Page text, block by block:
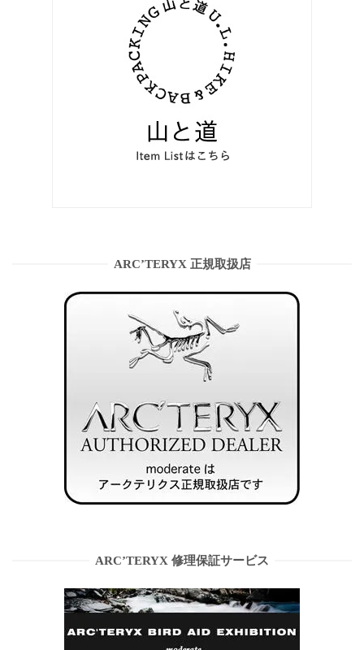
ARC’TERYX 正規取扱店
ARC’TERYX 修理保証サービス